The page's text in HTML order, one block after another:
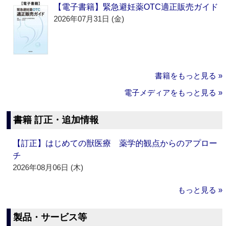
【電子書籍】緊急避妊薬OTC適正販売ガイド
2026年07月31日 (金)
書籍をもっと見る »
電子メディアをもっと見る »
書籍 訂正・追加情報
【訂正】はじめての獣医療 薬学的観点からのアプロー
チ
2026年08月06日 (木)
もっと見る »
製品・サービス等